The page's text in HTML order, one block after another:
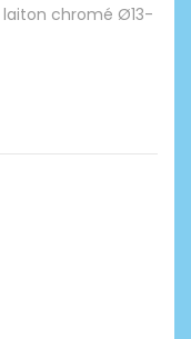
laiton chromé Ø13-